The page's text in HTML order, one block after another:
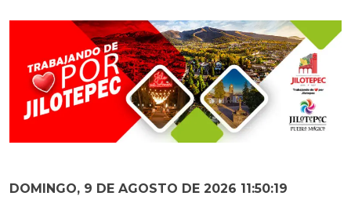
DOMINGO, 9 DE AGOSTO DE 2026 11:50:21